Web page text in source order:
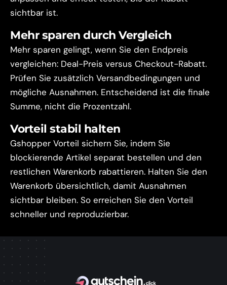
sichtbar ist.
Mehr sparen durch Vergleich
Mehr sparen gelingt, wenn Sie den Endpreis
vergleichen: Deal-Preis versus Checkout-Rabatt.
Prüfen Sie zusätzlich Versandbedingungen und
mögliche Ausnahmen. Entscheidend ist die finale
Summe, nicht die Prozentzahl.
Vorteil stabil halten
Gshopper Vorteil sichern Sie, indem Sie
blockierende Artikel separat bestellen und den
restlichen Warenkorb rabattieren. Halten Sie den
Warenkorb übersichtlich, damit Ausnahmen
sichtbar bleiben. So erreichen Sie den Vorteil
schneller und reproduzierbar.